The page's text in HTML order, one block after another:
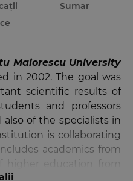
Sumar
Maiorescu University
in 2002. The goal was
scientific results of
and professors
of the specialists in
is collaborating
academics from
in order to ensure